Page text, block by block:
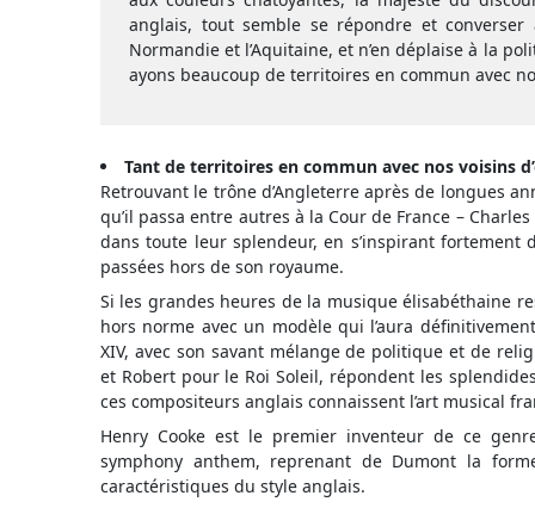
anglais, tout semble se répondre et
Normandie et l’Aquitaine, et n’en déplaise à la
ayons beaucoup de territoires en commun avec
Tant de territoires en commun avec nos voisins
Retrouvant le trône d’Angleterre après de longues
qu’il passa entre autres à la Cour de France –
dans toute leur splendeur, en s’inspirant fortement
passées hors de son royaume.
Si les grandes heures de la musique élisabéthaine
hors norme avec un modèle qui l’aura
XIV, avec son savant mélange de politique et de
et Robert pour le Roi Soleil, répondent les
ces compositeurs anglais connaissent l’art musical
Henry Cooke est le premier inventeur de ce
symphony anthem, reprenant de Dumont la
caractéristiques du style anglais.